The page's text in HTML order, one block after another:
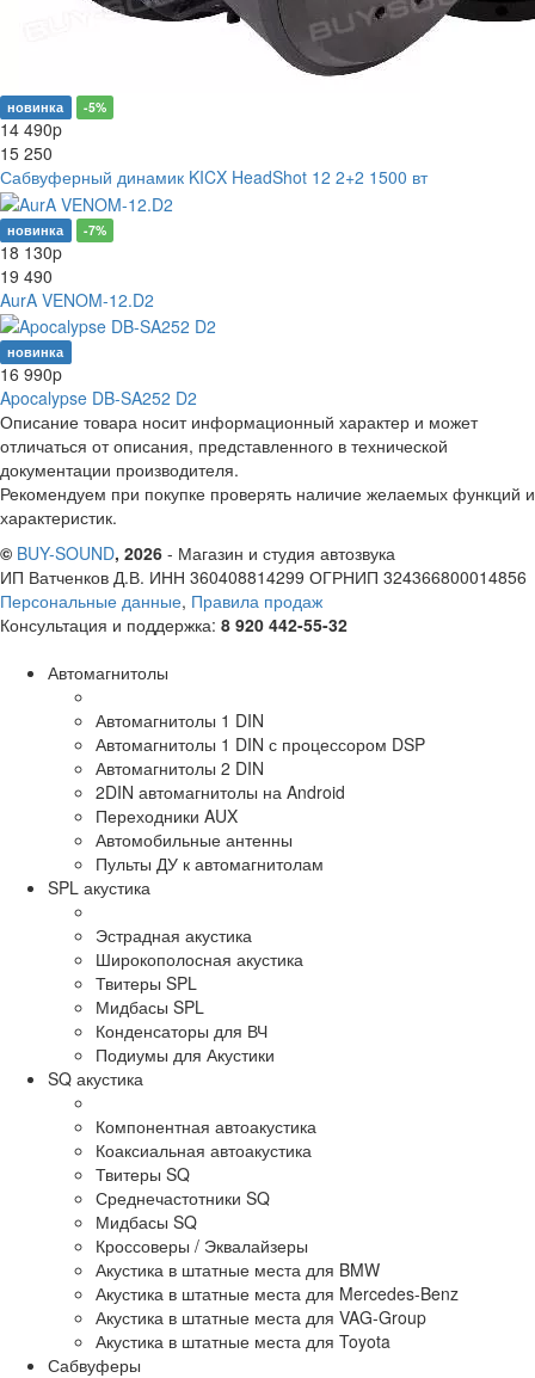
новинка -5%
14 490p
15 250
Сабвуферный динамик KICX HeadShot 12 2+2 1500 вт
новинка -7%
18 130p
19 490
AurA VENOM-12.D2
новинка
16 990p
Apocalypse DB-SA252 D2
Описание товара носит информационный характер и может
отличаться от описания, представленного в технической
документации производителя.
Рекомендуем при покупке проверять наличие желаемых функций и
характеристик.
© BUY-SOUND, 2026 - Магазин и студия автозвука
ИП Ватченков Д.В. ИНН 360408814299 ОГРНИП 324366800014856
Персональные данные, Правила продаж
Консультация и поддержка: 8 920 442-55-32
Автомагнитолы
Автомагнитолы 1 DIN
Автомагнитолы 1 DIN с процессором DSP
Автомагнитолы 2 DIN
2DIN автомагнитолы на Android
Переходники AUX
Автомобильные антенны
Пульты ДУ к автомагнитолам
SPL акустика
Эстрадная акустика
Широкополосная акустика
Твитеры SPL
Мидбасы SPL
Конденсаторы для ВЧ
Подиумы для Акустики
SQ акустика
Компонентная автоакустика
Коаксиальная автоакустика
Твитеры SQ
Среднечастотники SQ
Мидбасы SQ
Кроссоверы / Эквалайзеры
Акустика в штатные места для BMW
Акустика в штатные места для Mercedes-Benz
Акустика в штатные места для VAG-Group
Акустика в штатные места для Toyota
Сабвуферы